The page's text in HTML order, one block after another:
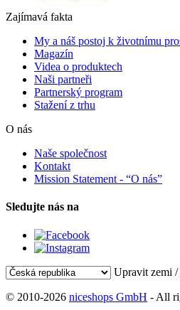
Zajímavá fakta
My a náš postoj k životnímu
Magazín
Videa o produktech
Naši partneři
Partnerský program
Stažení z trhu
O nás
Naše společnost
Kontakt
Mission Statement - “O nás”
Sledujte nás na
Upravit zemi
© 2010-2026 niceshops GmbH - All